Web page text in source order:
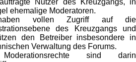
Nutzer des Kreuzgangs, in
ehemalige Moderatoren.
vollen Zugriff auf die
des Kreuzgangs und
den Betreiber insbesondere in
Verwaltung des Forums.
sind darin